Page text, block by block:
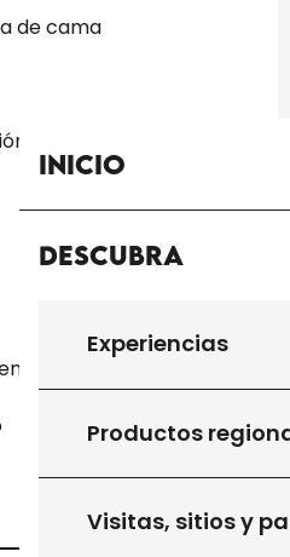
Inicio
Descubra
Experiencias
Productos
Visitas, sitios y
de cama